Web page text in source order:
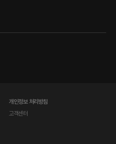
개인정보 처리방침
고객센터